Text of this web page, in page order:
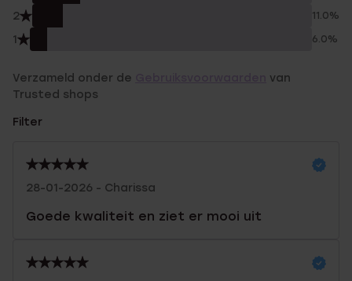
2 11.0%
1 6.0%
Verzameld onder de
van
Trusted shops
Filter
28-01-2026 - Charissa
Goede kwaliteit en ziet er mooi uit